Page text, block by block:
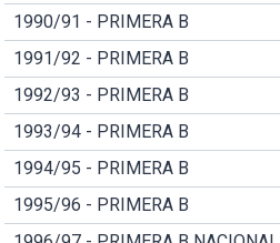
1990/91 - PRIMERA B
1991/92 - PRIMERA B
1992/93 - PRIMERA B
1993/94 - PRIMERA B
1994/95 - PRIMERA B
1995/96 - PRIMERA B